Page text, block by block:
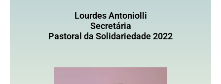
Lourdes Antoniolli
Secretária
Pastoral da Solidariedade 2022